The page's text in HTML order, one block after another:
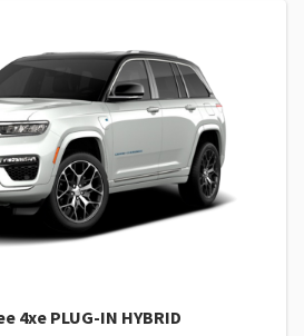
4xe PLUG-IN HYBRID